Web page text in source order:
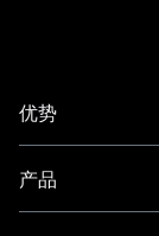
优势
产品